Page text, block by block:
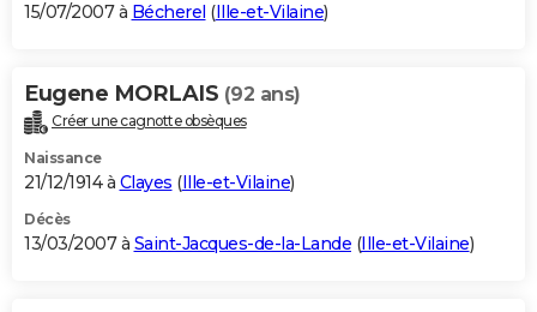
15/07/2007 à Bécherel (Ille-et-Vilaine)
Eugene MORLAIS (92 ans)
Créer une cagnotte obsèques
Naissance
21/12/1914 à Clayes (Ille-et-Vilaine)
Décès
13/03/2007 à Saint-Jacques-de-la-Lande (Ille-et-Vilaine)